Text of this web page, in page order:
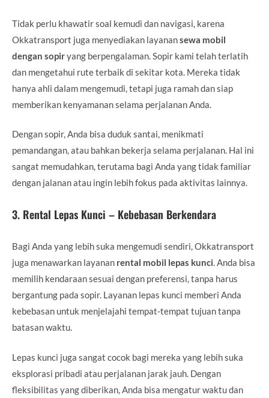
Tidak perlu khawatir soal kemudi dan navigasi, karena
Okkatransport juga menyediakan layanansewa mobil
dengan sopiryang berpengalaman. Sopir kami telah terlatih
dan mengetahui rute terbaik di sekitar kota. Mereka tidak
hanya ahli dalam mengemudi, tetapi juga ramah dan siap
memberikan kenyamanan selama perjalanan Anda.
Dengan sopir, Anda bisa duduk santai, menikmati
pemandangan, atau bahkan bekerja selama perjalanan. Hal ini
sangat memudahkan, terutama bagi Anda yang tidak familiar
dengan jalanan atau ingin lebih fokus pada aktivitas lainnya.
3. Rental Lepas Kunci – Kebebasan Berkendara
Bagi Anda yang lebih suka mengemudi sendiri, Okkatransport
juga menawarkan layanan rental mobil lepas kunci. Anda bisa
memilih kendaraan sesuai dengan preferensi, tanpa harus
bergantung pada sopir. Layanan lepas kunci memberi Anda
kebebasan untuk menjelajahi tempat-tempat tujuan tanpa
batasan waktu.
Lepas kunci juga sangat cocok bagi mereka yang lebih suka
eksplorasi pribadi atau perjalanan jarak jauh. Dengan
fleksibilitas yang diberikan, Anda bisa mengatur waktu dan